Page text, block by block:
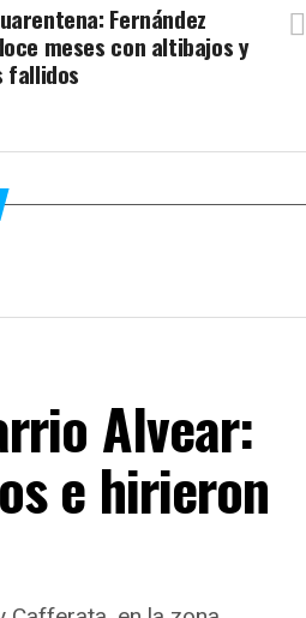
Fernández
meses con altibajos y
fallidos
Alvear:
e hirieron